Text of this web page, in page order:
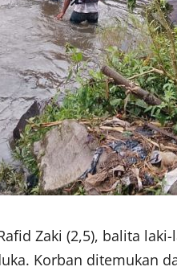
Zaki (2,5), balita
Korban ditemukan